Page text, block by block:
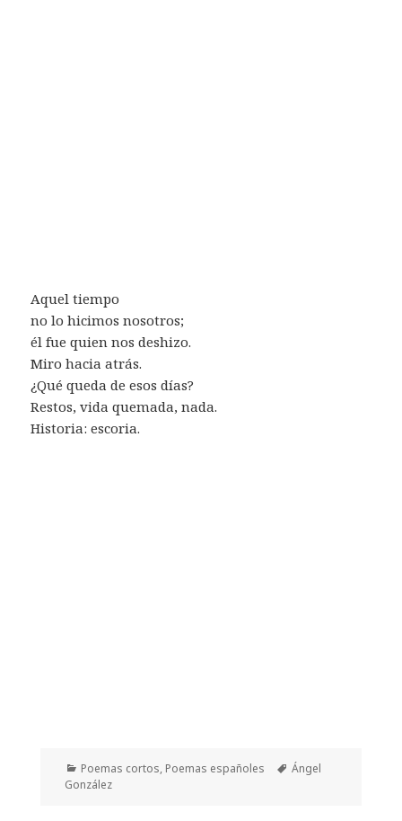
Aquel tiempo
no lo hicimos nosotros;
él fue quien nos deshizo.
Miro hacia atrás.
¿Qué queda de esos días?
Restos, vida quemada, nada.
Historia: escoria.
Categorías
Poemas cortos, Poemas españoles Etiquetas
Ángel
González